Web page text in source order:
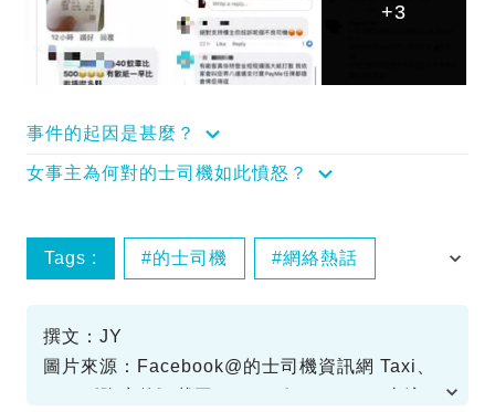
+3
+3
+3
事件的起因是甚麼？
女事主為何對的士司機如此憤怒？
Tags : 的士司機 網絡熱話
撰文：JY
圖片來源：Facebook@的士司機資訊網 Taxi、